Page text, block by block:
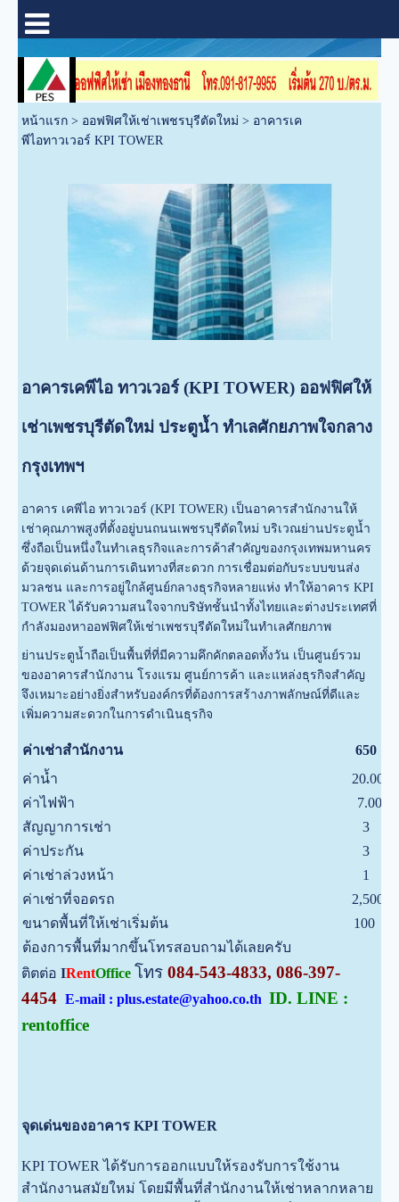
หน้าแรก > ออฟฟิศให้เช่าเพชรบุรีตัดใหม่ > อาคารเค
พีไอทาวเวอร์ KPI TOWER
อาคารเคพีไอ ทาวเวอร์ (KPI TOWER) ออฟฟิศให้
เช่าเพชรบุรีตัดใหม่ ประตูน้ำ ทำเลศักยภาพใจกลาง
กรุงเทพฯ
อาคาร เคพีไอ ทาวเวอร์ (KPI TOWER) เป็นอาคารสำนักงานให้
เช่าคุณภาพสูงที่ตั้งอยู่บนถนนเพชรบุรีตัดใหม่ บริเวณย่านประตูน้ำ
ซึ่งถือเป็นหนึ่งในทำเลธุรกิจและการค้าสำคัญของกรุงเทพมหานคร
ด้วยจุดเด่นด้านการเดินทางที่สะดวก การเชื่อมต่อกับระบบขนส่ง
มวลชน และการอยู่ใกล้ศูนย์กลางธุรกิจหลายแห่ง ทำให้อาคาร KPI
TOWER ได้รับความสนใจจากบริษัทชั้นนำทั้งไทยและต่างประเทศที่
กำลังมองหาออฟฟิศให้เช่าเพชรบุรีตัดใหม่ในทำเลศักยภาพ
ย่านประตูน้ำถือเป็นพื้นที่ที่มีความคึกคักตลอดทั้งวัน เป็นศูนย์รวม
ของอาคารสำนักงาน โรงแรม ศูนย์การค้า และแหล่งธุรกิจสำคัญ
จึงเหมาะอย่างยิ่งสำหรับองค์กรที่ต้องการสร้างภาพลักษณ์ที่ดีและ
เพิ่มความสะดวกในการดำเนินธุรกิจ
ค่าเช่าสำนักงาน 650
ค่าน้ำ 20.00
ค่าไฟฟ้า
7.00
สัญญาการเช่า
3
ค่าประกัน
3
ค่าเช่าล่วงหน้า
1
ค่าเช่าที่จอดรถ
2,500
ขนาดพื้นที่ให้เช่าเริ่มต้น
100
ต้องการพื้นที่มากขึ้นโทรสอบถามได้เลยครับ
ติตต่อ IRentOffice โทร 084-543-4833, 086-397-
4454 E-mail : plus.estate@yahoo.co.th ID. LINE :
rentoffice
จุดเด่นของอาคาร KPI TOWER
KPI TOWER ได้รับการออกแบบให้รองรับการใช้งาน
สำนักงานสมัยใหม่ โดยมีพื้นที่สำนักงานให้เช่าหลากหลาย